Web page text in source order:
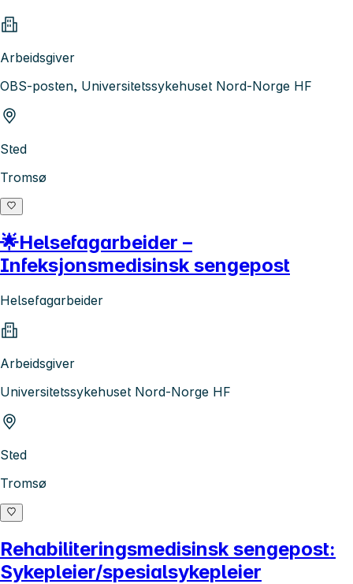
Arbeidsgiver
OBS-posten, Universitetssykehuset Nord-Norge HF
Sted
Tromsø
🌟Helsefagarbeider –
Infeksjonsmedisinsk sengepost
Helsefagarbeider
Arbeidsgiver
Universitetssykehuset Nord-Norge HF
Sted
Tromsø
Rehabiliteringsmedisinsk sengepost:
Sykepleier/spesialsykepleier